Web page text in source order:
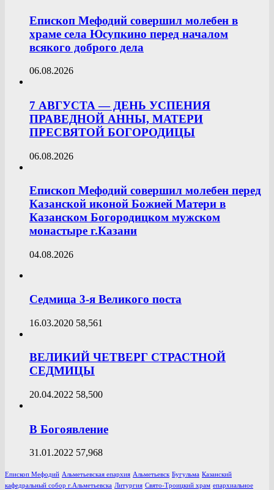
Епископ Мефодий совершил молебен в
храме села Юсупкино перед началом
всякого доброго дела
06.08.2026
7 АВГУСТА — ДЕНЬ УСПЕНИЯ
ПРАВЕДНОЙ АННЫ, МАТЕРИ
ПРЕСВЯТОЙ БОГОРОДИЦЫ
06.08.2026
Епископ Мефодий совершил молебен перед
Казанской иконой Божией Матери в
Казанском Богородицком мужском
монастыре г.Казани
04.08.2026
Седмица 3-я Великого поста
16.03.2020 58,561
ВЕЛИКИЙ ЧЕТВЕРГ СТРАСТНОЙ
СЕДМИЦЫ
20.04.2022 58,500
В Богоявление
31.01.2022 57,968
Епископ Мефодий Альметьевская епархия Альметьевск Бугульма Казанский
кафедральный собор г.Альметьевска Литургия Свято-Троицкий храм епархиальное